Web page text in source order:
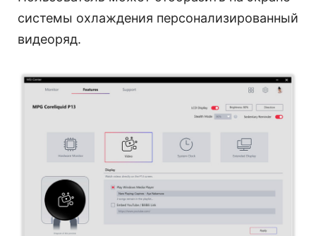
системы охлаждения персонализированный
видеоряд.